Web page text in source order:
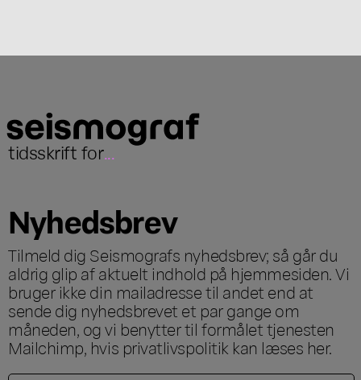
tidsskrift for...
Nyhedsbrev
Tilmeld dig Seismografs nyhedsbrev; så går du
aldrig glip af aktuelt indhold på hjemmesiden. Vi
bruger ikke din mailadresse til andet end at
sende dig nyhedsbrevet et par gange om
måneden, og vi benytter til formålet tjenesten
Mailchimp, hvis privatlivspolitik kan læses her.